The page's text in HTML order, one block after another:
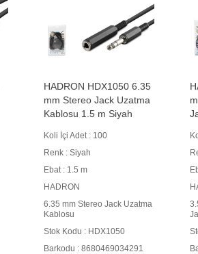
HADRON HDX1050 6.35
mm Stereo Jack Uzatma
Kablosu 1.5 m Siyah
Koli İçi Adet : 100
Renk : Siyah
Ebat : 1.5 m
HADRON
6.35 mm Stereo Jack Uzatma
Kablosu
Stok Kodu : HDX1050
Barkodu : 8680469034291